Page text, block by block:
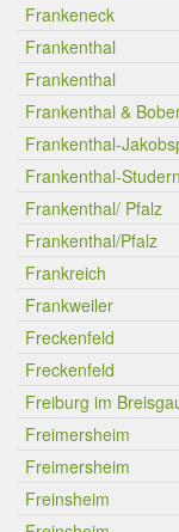
Frankeneck
Frankenthal
Frankenthal
Frankenthal &
Frankenthal-
Frankenthal-
Frankenthal/ Pfalz
Frankenthal/Pfalz
Frankreich
Frankweiler
Freckenfeld
Freckenfeld
Freiburg im
Freimersheim
Freimersheim
Freinsheim